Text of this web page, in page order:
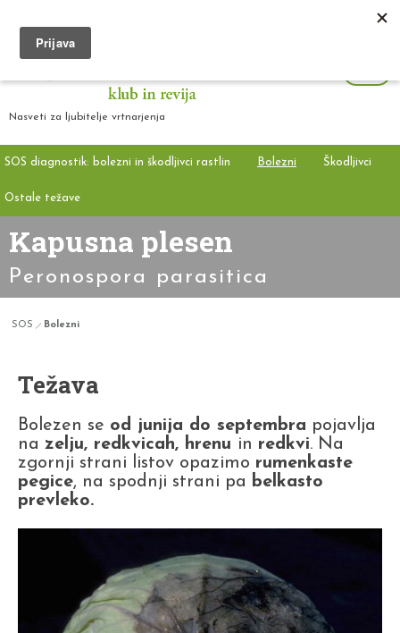
Nasveti za ljubitelje vrtnarjenja
SOS diagnostik: bolezni in škodljivci rastlin Bolezni Škodljivci
Ostale težave
Kapusna plesen
Peronospora parasitica
SOS Bolezni
Težava
Bolezen se od junija do septembra pojavlja
na zelju, redkvicah, hrenu in redkvi. Na
zgornji strani listov opazimo rumenkaste
pegice, na spodnji strani pa belkasto
prevleko.